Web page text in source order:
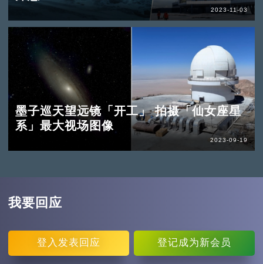
2023-11-03
墨子巡天望远镜「开工」 拍摄「仙女座星
系」最大视场图像
2023-09-19
我要回应
登入 发表回应 登记成为新会员